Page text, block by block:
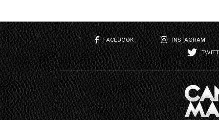
FACEBOOK
INSTAGRAM